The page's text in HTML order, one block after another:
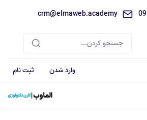
crm@elmaweb.academy
وارد شدن ثبت نام